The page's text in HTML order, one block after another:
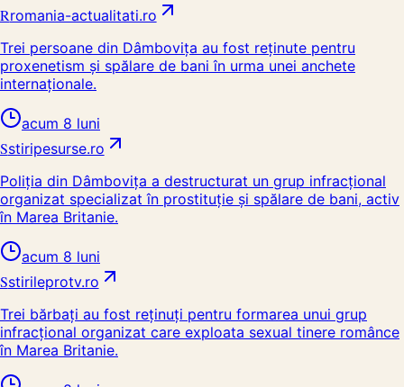
Rromania-actualitati.ro
Trei persoane din Dâmbovița au fost reținute pentru
proxenetism și spălare de bani în urma unei anchete
internaționale.
acum 8 luni
Sstiripesurse.ro
Poliția din Dâmbovița a destructurat un grup infracțional
organizat specializat în prostituție și spălare de bani, activ
în Marea Britanie.
acum 8 luni
Sstirileprotv.ro
Trei bărbați au fost reținuți pentru formarea unui grup
infracțional organizat care exploata sexual tinere românce
în Marea Britanie.